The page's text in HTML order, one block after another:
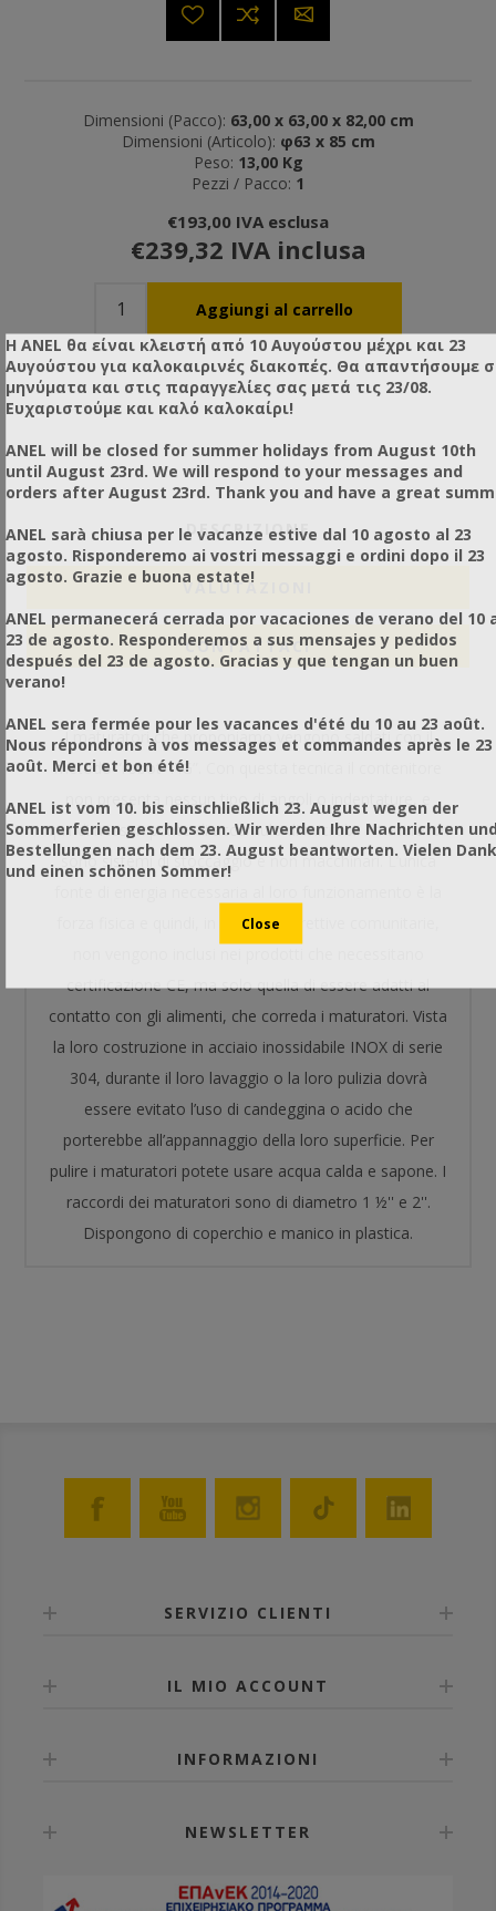
Dimensioni (Pacco): 63,00 x 63,00 x 82,00 cm
Dimensioni (Articolo): φ63 x 85 cm
Peso: 13,00 Kg
Pezzi / Pacco: 1
€193,00 IVA esclusa
€239,32 IVA inclusa
DESCRIZIONE
VALUTAZIONI
CONTATTACI
I maturatori che proponiamo vengono saldati con il
metodo “robot-TIG”. Con questa tecnica il contenitore
non presenta nessun tipo di angoli o indentature, e
quindi nessun punto di accumulo di microbi. I maturatori
sono sistemi di stoccaggio e non macchinari. L’unica
forza fisica e quindi, in base alle direttive comunitarie,
certificazione CE, ma solo quella di essere adatti al
contatto con gli alimenti, che correda i maturatori. Vista
la loro costruzione in acciaio inossidabile INOX di serie
304, durante il loro lavaggio o la loro pulizia dovrà
essere evitato l’uso di candeggina o acido che
porterebbe all’appannaggio della loro superficie. Per
pulire i maturatori potete usare acqua calda e sapone. I
raccordi dei maturatori sono di diametro 1 ½'' e 2''.
Dispongono di coperchio e manico in plastica.
SERVIZIO CLIENTI
IL MIO ACCOUNT
INFORMAZIONI
NEWSLETTER
Η ANEL θα είναι κλειστή από 10 Αυγούστου μέχρι και 23
Αυγούστου για καλοκαιρινές διακοπές. Θα απαντήσουμε
μηνύματα και στις παραγγελίες σας μετά τις 23/08.
Ευχαριστούμε και καλό καλοκαίρι!
ANEL will be closed for summer holidays from August 10th
until August 23rd. We will respond to your messages and
orders after August 23rd. Thank you and have a great
ANEL sarà chiusa per le vacanze estive dal 10 agosto al 23
agosto. Risponderemo ai vostri messaggi e ordini dopo il 23
agosto. Grazie e buona estate!
ANEL permanecerá cerrada por vacaciones de verano del 10
23 de agosto. Responderemos a sus mensajes y pedidos
después del 23 de agosto. Gracias y que tengan un buen
verano!
ANEL sera fermée pour les vacances d'été du 10 au 23 août.
Nous répondrons à vos messages et commandes après le 23
août. Merci et bon été!
ANEL ist vom 10. bis einschließlich 23. August wegen der
Sommerferien geschlossen. Wir werden Ihre Nachrichten
Bestellungen nach dem 23. August beantworten. Vielen Dank
und einen schönen Sommer!